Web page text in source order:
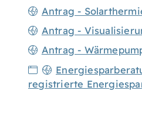
Antrag -
Antrag -
Antrag -
registrierte